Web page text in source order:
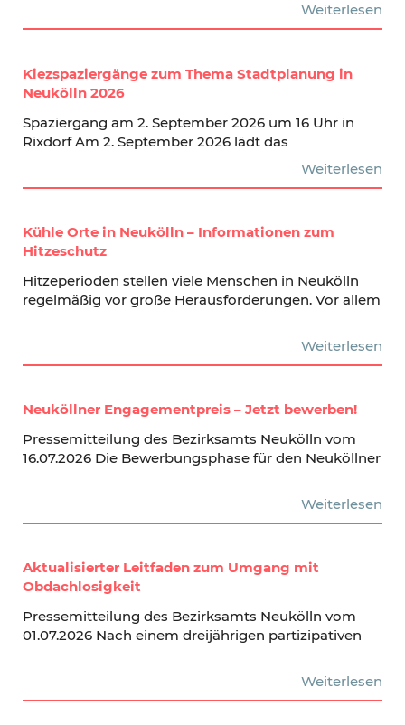
Weiterlesen
Kiezspaziergänge zum Thema Stadtplanung in
Neukölln 2026
Spaziergang am 2. September 2026 um 16 Uhr in
Rixdorf Am 2. September 2026 lädt das
Weiterlesen
Kühle Orte in Neukölln – Informationen zum
Hitzeschutz
Hitzeperioden stellen viele Menschen in Neukölln
regelmäßig vor große Herausforderungen. Vor allem
Weiterlesen
Neuköllner Engagementpreis – Jetzt bewerben!
Pressemitteilung des Bezirksamts Neukölln vom
16.07.2026 Die Bewerbungsphase für den Neuköllner
Weiterlesen
Aktualisierter Leitfaden zum Umgang mit
Obdachlosigkeit
Pressemitteilung des Bezirksamts Neukölln vom
01.07.2026 Nach einem dreijährigen partizipativen
Weiterlesen